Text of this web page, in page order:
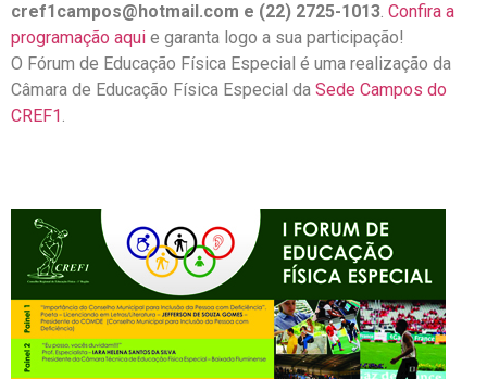
cref1campos@hotmail.com e (22) 2725-1013. Confira a
programação aqui e garanta logo a sua participação!
O Fórum de Educação Física Especial é uma realização da
Câmara de Educação Física Especial da Sede Campos do
CREF1.